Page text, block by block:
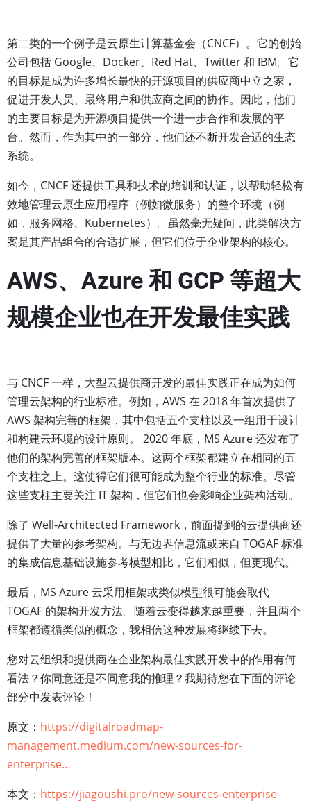
第二类的一个例子是云原生计算基金会（CNCF）。它的创始
公司包括 Google、Docker、Red Hat、Twitter 和 IBM。它
的目标是成为许多增长最快的开源项目的供应商中立之家，
促进开发人员、最终用户和供应商之间的协作。因此，他们
的主要目标是为开源项目提供一个进一步合作和发展的平
台。然而，作为其中的一部分，他们还不断开发合适的生态
系统。
如今，CNCF 还提供工具和技术的培训和认证，以帮助轻松有
效地管理云原生应用程序（例如微服务）的整个环境（例
如，服务网格、Kubernetes）。虽然毫无疑问，此类解决方
案是其产品组合的合适扩展，但它们位于企业架构的核心。
AWS、Azure 和 GCP 等超大
规模企业也在开发最佳实践
与 CNCF 一样，大型云提供商开发的最佳实践正在成为如何
管理云架构的行业标准。例如，AWS 在 2018 年首次提供了
AWS 架构完善的框架，其中包括五个支柱以及一组用于设计
和构建云环境的设计原则。 2020 年底，MS Azure 还发布了
他们的架构完善的框架版本。这两个框架都建立在相同的五
个支柱之上。这使得它们很可能成为整个行业的标准。尽管
这些支柱主要关注 IT 架构，但它们也会影响企业架构活动。
除了 Well-Architected Framework，前面提到的云提供商还
提供了大量的参考架构。与无边界信息流或来自 TOGAF 标准
的集成信息基础设施参考模型相比，它们相似，但更现代。
最后，MS Azure 云采用框架或类似模型很可能会取代
TOGAF 的架构开发方法。随着云变得越来越重要，并且两个
框架都遵循类似的概念，我相信这种发展将继续下去。
您对云组织和提供商在企业架构最佳实践开发中的作用有何
看法？你同意还是不同意我的推理？我期待您在下面的评论
部分中发表评论！
原文： https://digitalroadmap-
management.medium.com/new-sources-for-
enterprise…
本文： https://jiagoushi.pro/new-sources-enterprise-